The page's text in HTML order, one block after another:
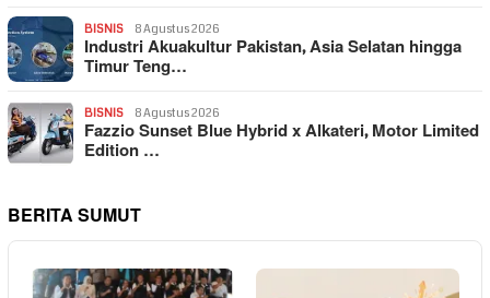
BISNIS 8 Agustus 2026
Industri Akuakultur Pakistan, Asia Selatan hingga
Timur Teng…
BISNIS 8 Agustus 2026
Fazzio Sunset Blue Hybrid x Alkateri, Motor Limited
Edition …
BERITA SUMUT